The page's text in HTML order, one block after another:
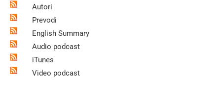
Autori
Prevodi
English Summary
Audio podcast
iTunes
Video podcast